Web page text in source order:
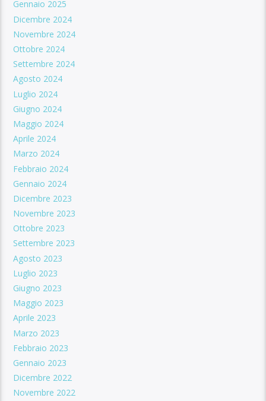
Gennaio 2025
Dicembre 2024
Novembre 2024
Ottobre 2024
Settembre 2024
Agosto 2024
Luglio 2024
Giugno 2024
Maggio 2024
Aprile 2024
Marzo 2024
Febbraio 2024
Gennaio 2024
Dicembre 2023
Novembre 2023
Ottobre 2023
Settembre 2023
Agosto 2023
Luglio 2023
Giugno 2023
Maggio 2023
Aprile 2023
Marzo 2023
Febbraio 2023
Gennaio 2023
Dicembre 2022
Novembre 2022